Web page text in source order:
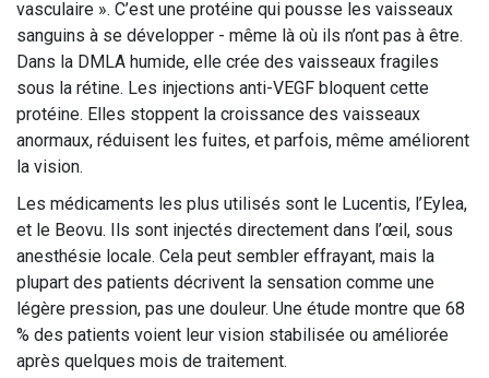
vasculaire ». C’est une protéine qui pousse les vaisseaux
sanguins à se développer - même là où ils n’ont pas à être.
Dans la DMLA humide, elle crée des vaisseaux fragiles
sous la rétine. Les injections anti-VEGF bloquent cette
protéine. Elles stoppent la croissance des vaisseaux
anormaux, réduisent les fuites, et parfois, même améliorent
la vision.
Les médicaments les plus utilisés sont le Lucentis, l’Eylea,
et le Beovu. Ils sont injectés directement dans l’œil, sous
anesthésie locale. Cela peut sembler effrayant, mais la
plupart des patients décrivent la sensation comme une
légère pression, pas une douleur. Une étude montre que 68
% des patients voient leur vision stabilisée ou améliorée
après quelques mois de traitement.